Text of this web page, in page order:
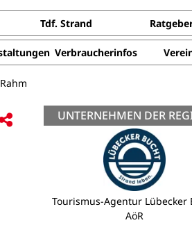
Tdf. Strand
Verbraucherinfos
UNTERNEHMEN DER
Wäschedienst Pätzold GmbH &